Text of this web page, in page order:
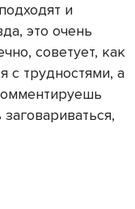
и
это очень
советует, как
с трудностями, а